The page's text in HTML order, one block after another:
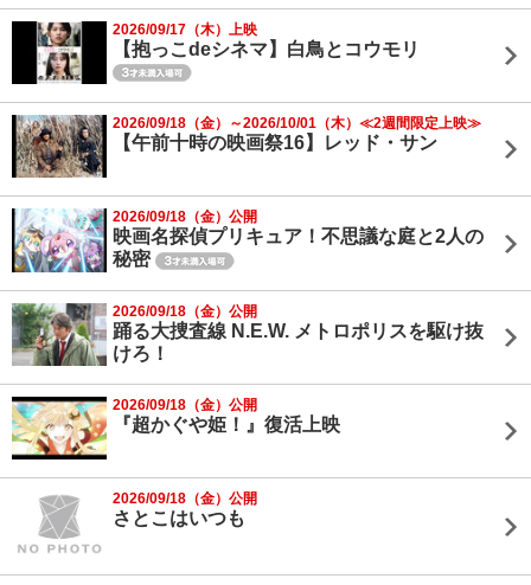
2026/09/17（木）上映
【抱っこdeシネマ】白鳥とコウモリ
2026/09/18（金）～2026/10/01（木）≪2週間限定上映≫
【午前十時の映画祭16】レッド・サン
2026/09/18（金）公開
映画名探偵プリキュア！不思議な庭と2人の
秘密
2026/09/18（金）公開
踊る大捜査線 N.E.W. メトロポリスを駆け抜
けろ！
2026/09/18（金）公開
『超かぐや姫！』復活上映
2026/09/18（金）公開
さとこはいつも